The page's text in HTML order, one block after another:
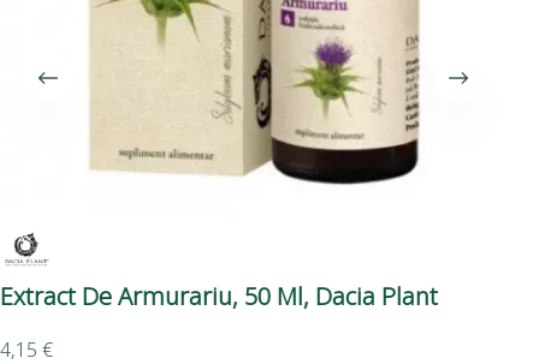
Extract De Armurariu, 50 Ml, Dacia Plant
4,15 €